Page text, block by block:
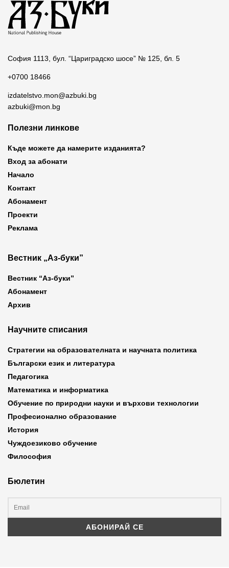
София 1113, бул. “Цариградско шосе” № 125, бл. 5
+0700 18466
izdatelstvo.mon@azbuki.bg
azbuki@mon.bg
Полезни линкове
Къде можете да намерите изданията?
Вход за абонати
Начало
Контакт
Абонамент
Проекти
Реклама
Вестник „Аз-буки”
Вестник “Аз-буки”
Абонамент
Архив
Научните списания
Стратегии на образователната и научната политика
Български език и литература
Педагогика
Математика и информатика
Обучение по природни науки и върхови технологии
Професионално образование
История
Чуждоезиково обучение
Философия
Бюлетин